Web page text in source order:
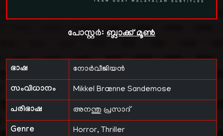
പോസ്റ്റർ: ബ്ലാക്ക് മൂൺ
ഭാഷ നോർവീജിയൻ
സംവിധാനം Mikkel Brænne Sandemose
പരിഭാഷ അനന്തു പ്രസാദ്
Genre Horror, Thriller